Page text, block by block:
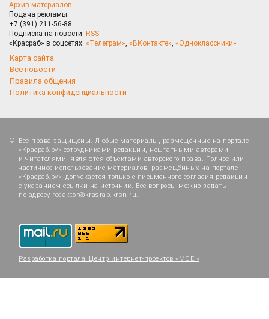
Архив материалов
Подача рекламы:
+7 (391) 211-56-88
Подписка на новости: RSS
«Красраб» в соцсетях: «Телеграм», «ВКонтакте», «Одноклассники»
Карта сайта
Все новости
Правила общения
Политика конфиденциальности
Все права защищены. Любые материалы, размещённые на портале
«Красраб.ру» сотрудниками редакции, нештатными авторами
и читателями, являются объектами авторского права. Полное или
частичное использование материалов, размещённых на портале
«Красраб.ру», допускается только с письменного согласия редакции
с указанием ссылки на источник. Все вопросы можно задать
по адресу redaktor@krasrab.krsn.ru.
Разработка портала: Центр интернет-проектов «МОЁ!»